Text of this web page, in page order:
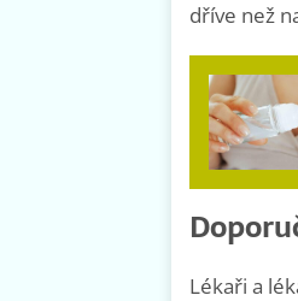
dříve než
Lékaři a